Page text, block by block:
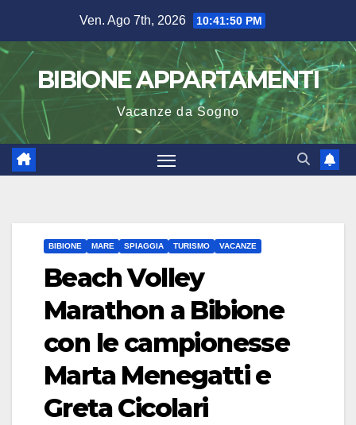
contenuto
Ven. Ago 7th, 2026 10:41:51 PM
BIBIONE APPARTAMENTI
Vacanze da Sogno
BIBIONE MARE SPIAGGIA TURISMO VACANZE
Beach Volley
Marathon a Bibione
con le campionesse
Marta Menegatti e
Greta Cicolari